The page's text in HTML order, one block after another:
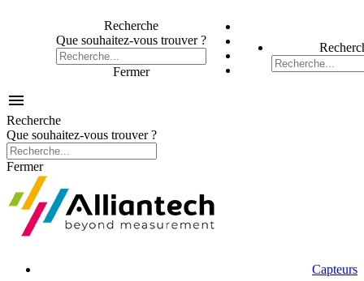
Recherche
Que souhaitez-vous trouver ?
Fermer

Recherche
Que souhaitez-vous trouver ?
Fermer
Capteurs